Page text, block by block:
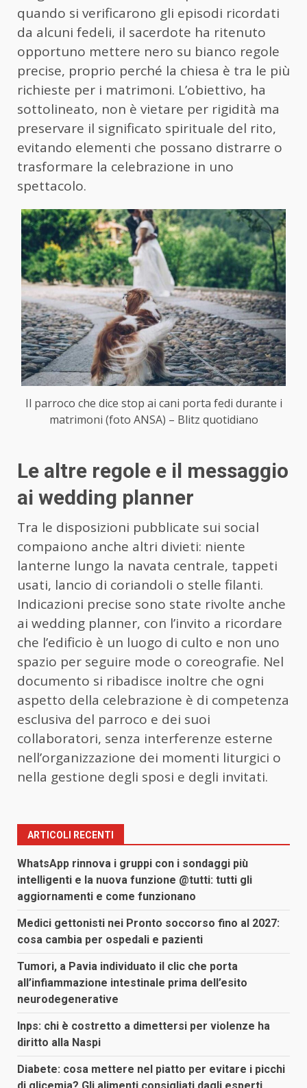
quando si verificarono gli episodi ricordati
da alcuni fedeli, il sacerdote ha ritenuto
opportuno mettere nero su bianco regole
precise, proprio perché la chiesa è tra le più
richieste per i matrimoni. L’obiettivo, ha
sottolineato, non è vietare per rigidità ma
preservare il significato spirituale del rito,
evitando elementi che possano distrarre o
trasformare la celebrazione in uno
spettacolo.
Il parroco che dice stop ai cani porta fedi durante i
matrimoni (foto ANSA) – Blitz quotidiano
Le altre regole e il messaggio
ai wedding planner
Tra le disposizioni pubblicate sui social
compaiono anche altri divieti: niente
lanterne lungo la navata centrale, tappeti
usati, lancio di coriandoli o stelle filanti.
Indicazioni precise sono state rivolte anche
ai wedding planner, con l’invito a ricordare
che l’edificio è un luogo di culto e non uno
spazio per seguire mode o coreografie. Nel
documento si ribadisce inoltre che ogni
aspetto della celebrazione è di competenza
esclusiva del parroco e dei suoi
collaboratori, senza interferenze esterne
nell’organizzazione dei momenti liturgici o
nella gestione degli sposi e degli invitati.
ARTICOLI RECENTI
WhatsApp rinnova i gruppi con i sondaggi più
intelligenti e la nuova funzione @tutti: tutti gli
aggiornamenti e come funzionano
Medici gettonisti nei Pronto soccorso fino al 2027:
cosa cambia per ospedali e pazienti
Tumori, a Pavia individuato il clic che porta
all’infiammazione intestinale prima dell’esito
neurodegenerative
Inps: chi è costretto a dimettersi per violenze ha
diritto alla Naspi
Diabete: cosa mettere nel piatto per evitare i picchi
di glicemia? Gli alimenti consigliati dagli esperti